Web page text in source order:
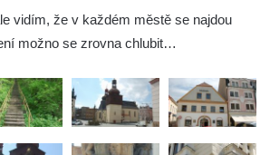
vidím, že v každém městě se najdou
možno se zrovna chlubit…